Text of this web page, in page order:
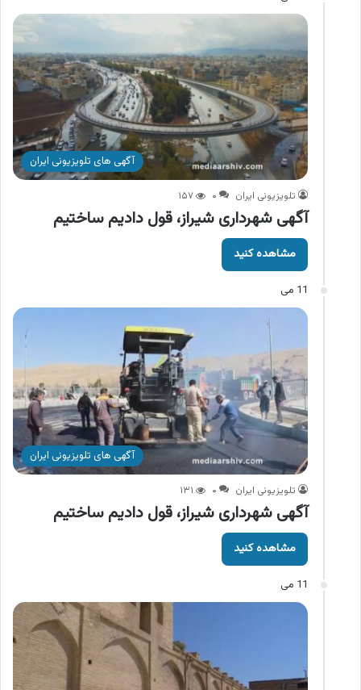
آگهی های تلویزیونی ایران
تلویزیونی ایران ۰ ۱۵۷
آگهی شهرداری شیراز، قول دادیم ساختیم
مشاهده کنید
11 می
آگهی های تلویزیونی ایران
تلویزیونی ایران ۰ ۱۳۱
آگهی شهرداری شیراز، قول دادیم ساختیم
مشاهده کنید
11 می